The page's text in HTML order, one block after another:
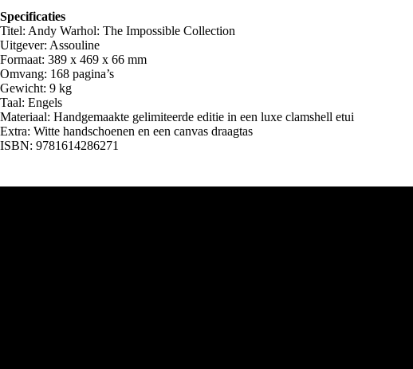
Specificaties
Titel: Andy Warhol: The Impossible Collection
Uitgever: Assouline
Formaat: 389 x 469 x 66 mm
Omvang: 168 pagina’s
Gewicht: 9 kg
Taal: Engels
Materiaal: Handgemaakte gelimiteerde editie in een luxe clamshell etui
Extra: Witte handschoenen en een canvas draagtas
ISBN: 9781614286271